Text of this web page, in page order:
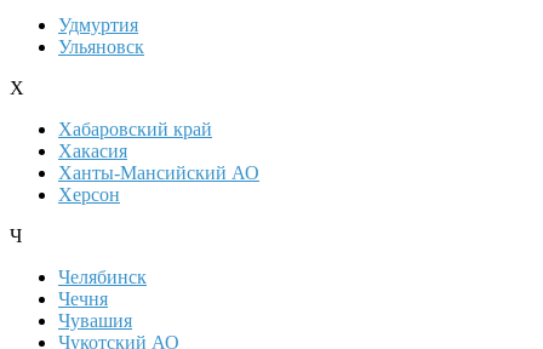
Удмуртия
Ульяновск
Х
Хабаровский край
Хакасия
Ханты-Мансийский АО
Херсон
Ч
Челябинск
Чечня
Чувашия
Чукотский АО